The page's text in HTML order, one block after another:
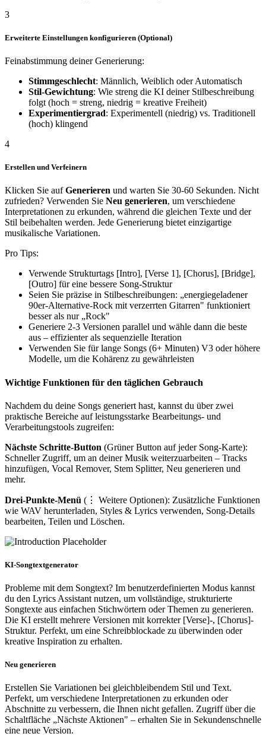
3
Erweiterte Einstellungen konfigurieren (Optional)
Feinabstimmung deiner Generierung:
Stimmgeschlecht: Männlich, Weiblich oder Automatisch
Stil-Gewichtung: Wie streng die KI deiner Stilbeschreibung
folgt (hoch = streng, niedrig = kreative Freiheit)
Experimentiergrad: Experimentell (niedrig) vs. Traditionell
(hoch) klingend
4
Erstellen und Verfeinern
Klicken Sie aufGenerieren und warten Sie 30-60 Sekunden. Nicht
zufrieden? Verwenden Sie Neu generieren, um verschiedene
Interpretationen zu erkunden, während die gleichen Texte und der
Stil beibehalten werden. Jede Generierung bietet einzigartige
musikalische Variationen.
Pro Tips:
Verwende Strukturtags [Intro], [Verse 1], [Chorus], [Bridge],
[Outro] für eine bessere Song-Struktur
Seien Sie präzise in Stilbeschreibungen: „energiegeladener
90er-Alternative-Rock mit verzerrten Gitarren" funktioniert
besser als nur „Rock"
Generiere 2-3 Versionen parallel und wähle dann die beste
aus – effizienter als sequenzielle Iteration
Verwenden Sie für lange Songs (6+ Minuten) V3 oder höhere
Modelle, um die Kohärenz zu gewährleisten
Wichtige Funktionen für den täglichen Gebrauch
Nachdem du deine Songs generiert hast, kannst du über zwei
praktische Bereiche auf leistungsstarke Bearbeitungs- und
Verarbeitungstools zugreifen:
Nächste Schritte-Button (Grüner Button auf jeder Song-Karte):
Schneller Zugriff, um an deiner Musik weiterzuarbeiten – Tracks
hinzufügen, Vocal Remover, Stem Splitter, Neu generieren und
mehr.
Drei-Punkte-Menü (⋮ Weitere Optionen): Zusätzliche Funktionen
wie WAV herunterladen, Styles & Lyrics verwenden, Song-Details
bearbeiten, Teilen und Löschen.
KI-Songtextgenerator
Probleme mit dem Songtext? Im benutzerdefinierten Modus kannst
du den Lyrics Assistant nutzen, um vollständige, strukturierte
Songtexte aus einfachen Stichwörtern oder Themen zu generieren.
Die KI erstellt mehrere Versionen mit korrekter [Verse]-, [Chorus]-
Struktur. Perfekt, um eine Schreibblockade zu überwinden oder
kreative Inspiration zu erhalten.
Neu generieren
Erstellen Sie Variationen bei gleichbleibendem Stil und Text.
Perfekt, um verschiedene Interpretationen zu erkunden oder
Abschnitte zu verbessern, die Ihnen nicht gefallen. Zugriff über die
Schaltfläche „Nächste Aktionen" – erhalten Sie in Sekundenschnelle
eine neue Version.